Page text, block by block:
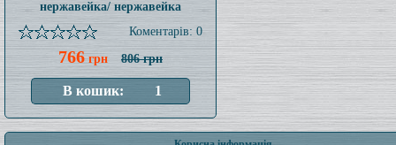
нержавейка/ нержавейка
Коментарів: 0
766грн 806 грн